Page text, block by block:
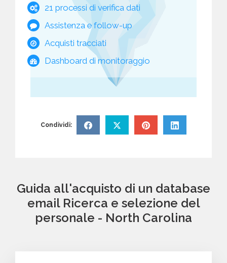
21 processi di verifica dati
Assistenza e follow-up
Acquisti tracciati
Dashboard di monitoraggio
Condividi:
Guida all'acquisto di un database
email Ricerca e selezione del
personale - North Carolina